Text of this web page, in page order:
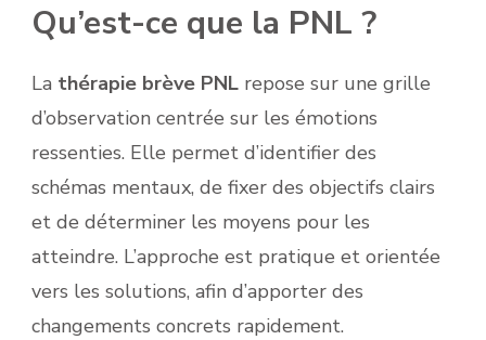
Qu’est-ce que la PNL ?
La thérapie brève PNL repose sur une grille
d’observation centrée sur les émotions
ressenties. Elle permet d’identifier des
schémas mentaux, de fixer des objectifs clairs
et de déterminer les moyens pour les
atteindre. L’approche est pratique et orientée
vers les solutions, afin d’apporter des
changements concrets rapidement.